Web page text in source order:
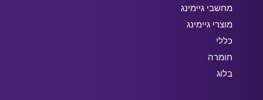
מחשבי גיימינג
מוצרי גיימינג
כללי
חומרה
בלוג